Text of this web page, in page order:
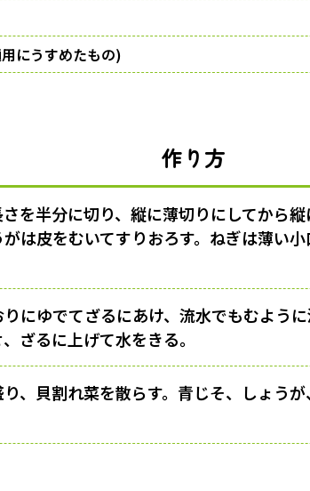
にうすめたもの)
作り方
を半分に切り、縦に薄切りにしてから
は皮をむいてすりおろす。ねぎは薄い
にゆでてざるにあけ、流水でもむよう
ざるに上げて水をきる。
、貝割れ菜を散らす。青じそ、しょう